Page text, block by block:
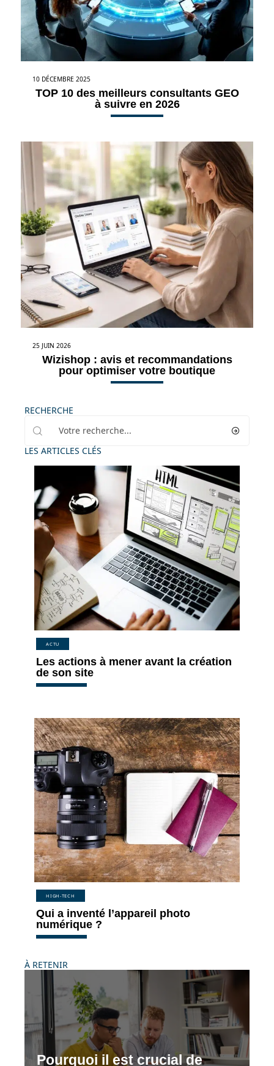
10 DÉCEMBRE 2025
TOP 10 des meilleurs consultants GEO
à suivre en 2026
25 JUIN 2026
Wizishop : avis et recommandations
pour optimiser votre boutique
RECHERCHE
LES ARTICLES CLÉS
ACTU
Les actions à mener avant la création
de son site
HIGH-TECH
Qui a inventé l’appareil photo
numérique ?
À RETENIR
Pourquoi il est crucial de